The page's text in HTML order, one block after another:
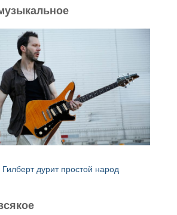
дурит простой народ